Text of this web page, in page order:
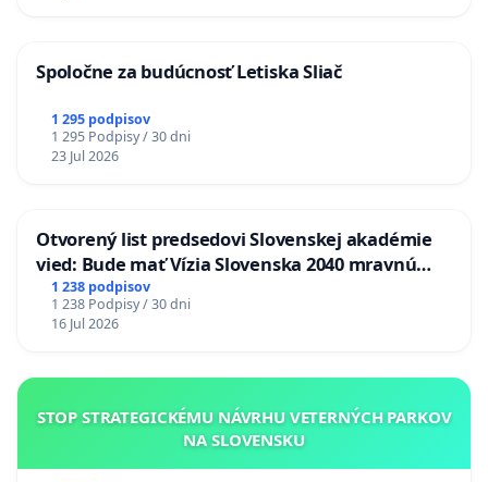
Spoločne za budúcnosť Letiska Sliač
1 295 podpisov
1 295 Podpisy / 30 dni
23 Jul 2026
Otvorený list predsedovi Slovenskej akadémie
vied: Bude mať Vízia Slovenska 2040 mravnú
chrbticu?
1 238 podpisov
1 238 Podpisy / 30 dni
16 Jul 2026
STOP STRATEGICKÉMU NÁVRHU VETERNÝCH PARKOV
NA SLOVENSKU